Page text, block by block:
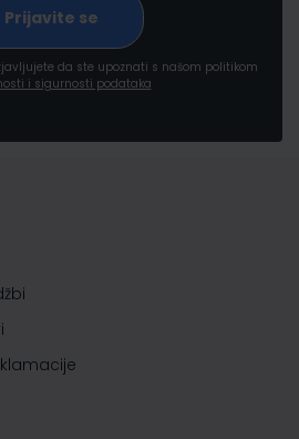
da ste upoznati s našom politikom
i sigurnosti podataka